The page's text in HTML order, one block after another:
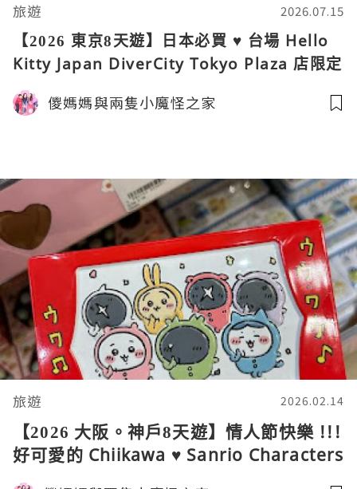
旅遊 2026.07.15
【2026 東京8天遊】日本必買 ♥ 台場 Hello
Kitty Japan DiverCity Tokyo Plaza 店限定
Sanrio 草莓國王系列
儍媽媽與兩隻小魔怪之家
旅遊 2026.02.14
【2026 大阪。神戶8天遊】情人節快樂 !!!
好可愛的 Chiikawa ♥ Sanrio Characters
♥ 情人節朱古力禮盒